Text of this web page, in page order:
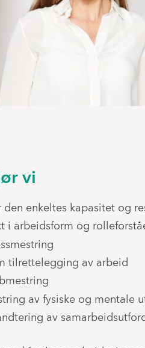
vi
den enkeltes kapasitet og
i arbeidsform og
tilrettelegging av arbeid
av fysiske og mentale
av